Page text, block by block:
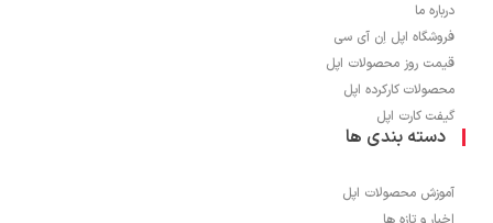
درباره ما
فروشگاه اپل اِن آی سی
قیمت روز محصولات اپل
محصولات کارکرده اپل
گیفت کارت اپل
دسته بندی ها
آموزش محصولات اپل